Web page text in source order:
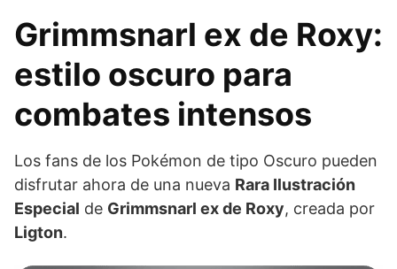
Grimmsnarl ex de Roxy:
estilo oscuro para
combates intensos
Los fans de los Pokémon de tipo Oscuro pueden
disfrutar ahora de una nueva Rara Ilustración
Especial de Grimmsnarl ex de Roxy, creada por
Ligton.